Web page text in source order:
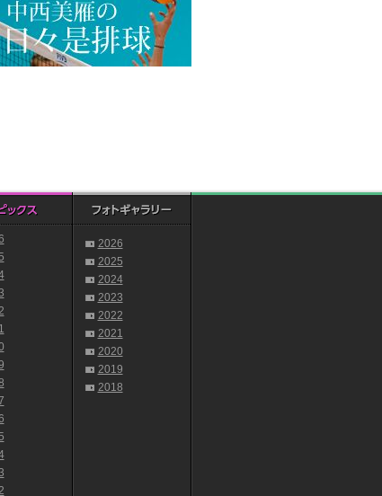
2026
2025
2024
2023
2022
2021
2020
2019
2018